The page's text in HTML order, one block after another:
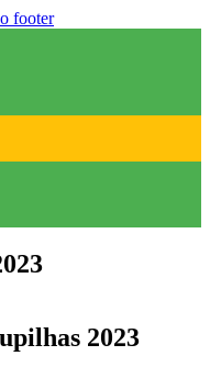
footer
2023